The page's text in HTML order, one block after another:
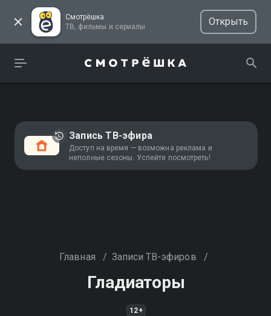
Смотрёшка
ТВ, фильмы и сериалы
Открыть
Запись ТВ-эфира
Доступ на время — возможна реклама и
неполные сезоны. Успейте посмотреть!
Главная / Записи ТВ-эфиров /
Гладиаторы
12+